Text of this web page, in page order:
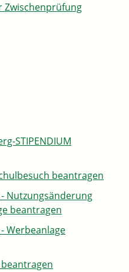
Zwischenprüfung
STIPENDIUM
beantragen
Nutzungsänderung
beantragen
Werbeanlage